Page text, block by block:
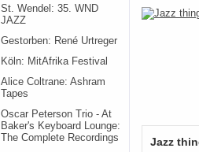
St. Wendel: 35. WND
JAZZ
Gestorben: René Urtreger
Köln: MitAfrika Festival
Alice Coltrane: Ashram
Tapes
Oscar Peterson Trio - At
Baker's Keyboard Lounge:
The Complete Recordings
Jazz